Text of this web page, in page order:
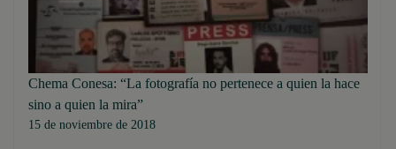
Chema Conesa: “La fotografía no pertenece a quien la hace
sino a quien la mira”
15 de noviembre de 2018